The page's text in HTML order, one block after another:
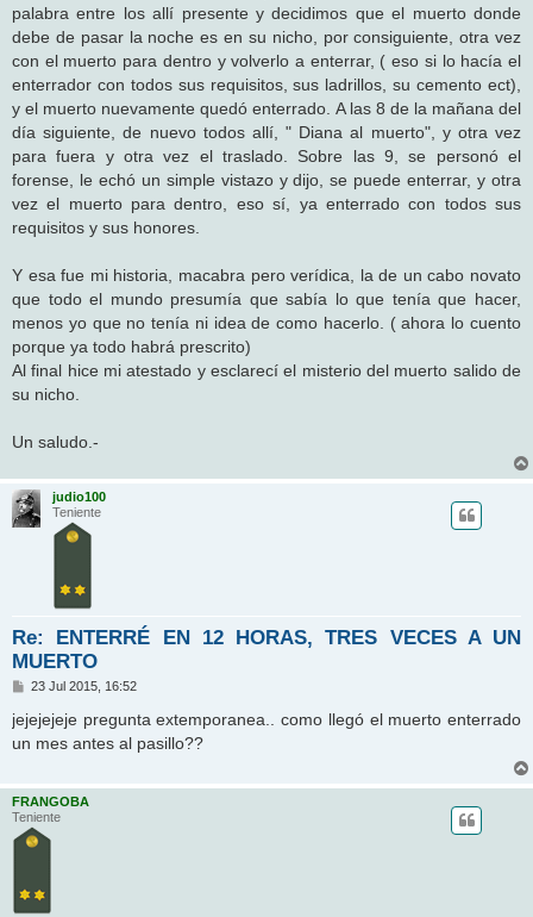
palabra entre los allí presente y decidimos que el muerto donde
debe de pasar la noche es en su nicho, por consiguiente, otra vez
con el muerto para dentro y volverlo a enterrar, ( eso si lo hacía el
enterrador con todos sus requisitos, sus ladrillos, su cemento ect),
y el muerto nuevamente quedó enterrado. A las 8 de la mañana del
día siguiente, de nuevo todos allí, " Diana al muerto", y otra vez
para fuera y otra vez el traslado. Sobre las 9, se personó el
forense, le echó un simple vistazo y dijo, se puede enterrar, y otra
vez el muerto para dentro, eso sí, ya enterrado con todos sus
requisitos y sus honores.
Y esa fue mi historia, macabra pero verídica, la de un cabo novato
que todo el mundo presumía que sabía lo que tenía que hacer,
menos yo que no tenía ni idea de como hacerlo. ( ahora lo cuento
porque ya todo habrá prescrito)
Al final hice mi atestado y esclarecí el misterio del muerto salido de
su nicho.
Un saludo.-
judio100
Teniente
Re: ENTERRÉ EN 12 HORAS, TRES VECES A UN
MUERTO
M
n
s
a
23 Jul 2015, 16:52
jejejejeje pregunta extemporanea.. como llegó el muerto enterrado
un mes antes al pasillo??
FRANGOBA
Teniente